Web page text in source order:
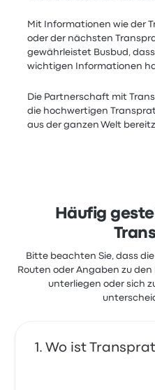
Mit Informationen wie der
oder der nächsten
gewährleistet Busbud,
wichtigen Informationen
Die Partnerschaft mit
die hochwertigen
aus der ganzen Welt
Häufig
Bitte beachten Sie, dass
Routen oder Angaben zu
unterliegen oder sich
Wo ist